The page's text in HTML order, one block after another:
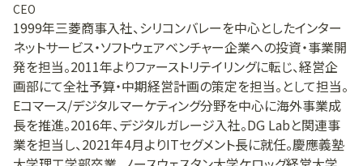
CEO
1999年三菱商事入社、シリコンバレーを中心としたインター
ネットサービス・ソフトウェアベンチャー企業への投資・事業開
発を担当。2011年よりファーストリテイリングに転じ、経営企
画部にて全社予算・中期経営計画の策定を担当。として担当。
Eコマース/デジタルマーケティング分野を中心に海外事業成
長を推進。2016年、デジタルガレージ入社。DG Labと関連事
業を担当し、2021年4月よりITセグメント長に就任。慶應義塾